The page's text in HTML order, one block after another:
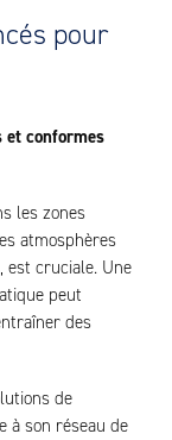
pour
et conformes
les zones
atmosphères
est cruciale. Une
peut
des
de
à son réseau de